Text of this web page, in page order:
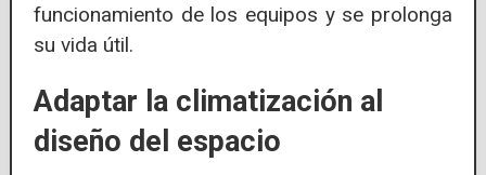
funcionamiento de los equipos y se prolonga
su vida útil.
Adaptar la climatización al
diseño del espacio